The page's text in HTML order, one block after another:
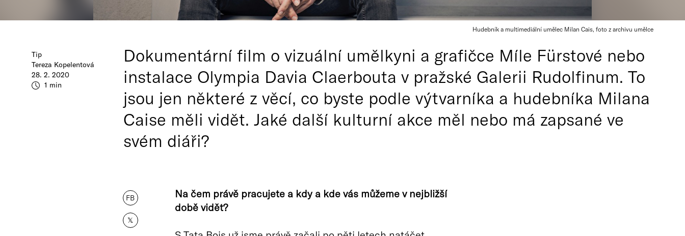
Hudebník a multimediální umělec Milan Cais, foto z archivu umělce
Tip
Tereza Kopelentová
28. 2. 2020
1 min
Dokumentární film o vizuální umělkyni a grafičce Míle Fürstové nebo
instalace Olympia Davia Claerbouta v pražské Galerii Rudolfinum. To
jsou jen některé z věcí, co byste podle výtvarníka a hudebníka Milana
Caise měli vidět. Jaké další kulturní akce měl nebo má zapsané ve
svém diáři?
FB
𝕏
Na čem právě pracujete a kdy a kde vás můžeme v nejbližší
době vidět?